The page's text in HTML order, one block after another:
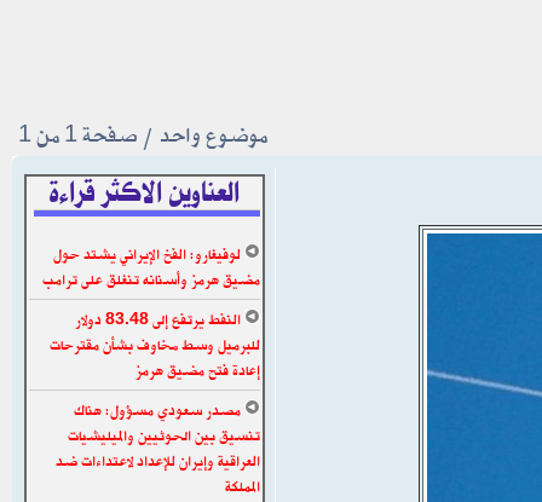
موضوع واحد • صفحة1من1
العناوين الاكثر قراءة
لوفيغارو: الفخ الإيراني يشتد حول
مضيق هرمز وأسنانه تنغلق على ترامب
النفط يرتفع إلى 83.48 دولار
للبرميل وسط مخاوف بشأن مقترحات
إعادة فتح مضيق هرمز
مصدر سعودي مسؤول: هناك
تنسيق بين الحوثيين والميليشيات
العراقية وإيران للإعداد لاعتداءات ضد
المملكة